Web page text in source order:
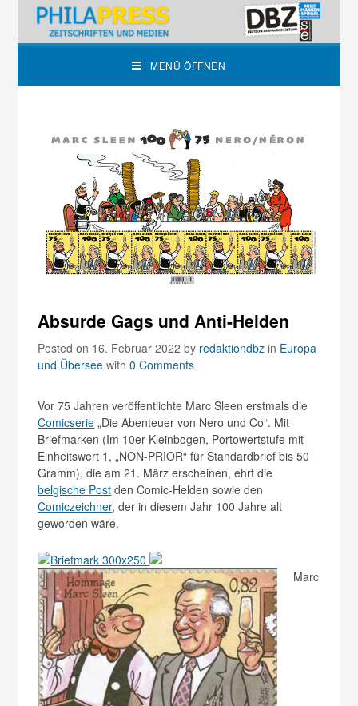
MENÜ ÖFFNEN
Absurde Gags und Anti-Helden
Posted on 16. Februar 2022by redaktiondbz in Europa
und Übersee with0 Comments
Vor 75 Jahren veröffentlichte Marc Sleen erstmals die
Comicserie „Die Abenteuer von Nero und Co“. Mit
Briefmarken (Im 10er-Kleinbogen, Portowertstufe mit
Einheitswert 1, „NON-PRIOR“ für Standardbrief bis 50
Gramm), die am 21. März erscheinen, ehrt die
belgische Post den Comic-Helden sowie den
Comiczeichner, der in diesem Jahr 100 Jahre alt
geworden wäre.
Marc